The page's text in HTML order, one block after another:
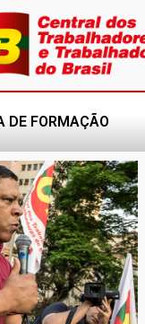
DE FORMAÇÃO